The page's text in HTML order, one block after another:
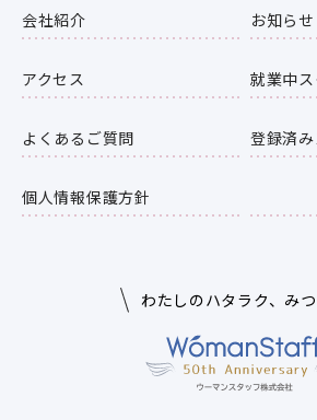
わたしのハタラク、み
会社紹介
アクセス
よくあるご質問
個人情報保護方針
お知らせ
就業中
登録済